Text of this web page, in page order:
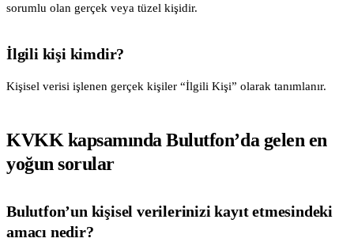
sorumlu olan gerçek veya tüzel kişidir.
İlgili kişi kimdir?
Kişisel verisi işlenen gerçek kişiler “İlgili Kişi” olarak tanımlanır.
KVKK kapsamında Bulutfon’da gelen en
yoğun sorular
Bulutfon’un kişisel verilerinizi kayıt etmesindeki
amacı nedir?